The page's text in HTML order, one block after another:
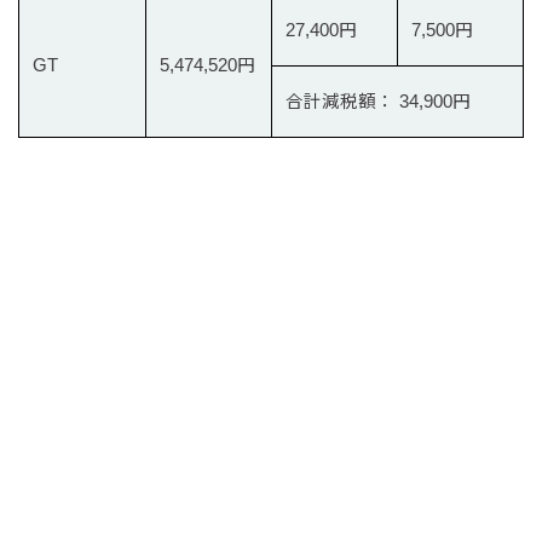
GT 5,474,520円
27,400円 7,500円
合計減税額： 34,900円